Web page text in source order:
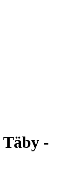
Täby -